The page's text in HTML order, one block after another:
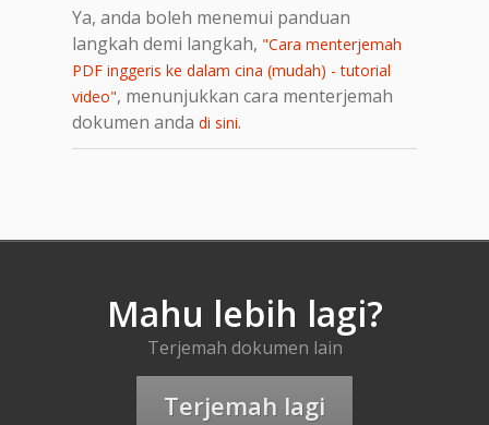
Ya, anda boleh menemui panduan
langkah demi langkah, "Cara menterjemah
PDF inggeris ke dalam cina (mudah) - tutorial
video", menunjukkan cara menterjemah
dokumen anda di sini.
Mahu lebih lagi?
Terjemah dokumen lain
Terjemah lagi